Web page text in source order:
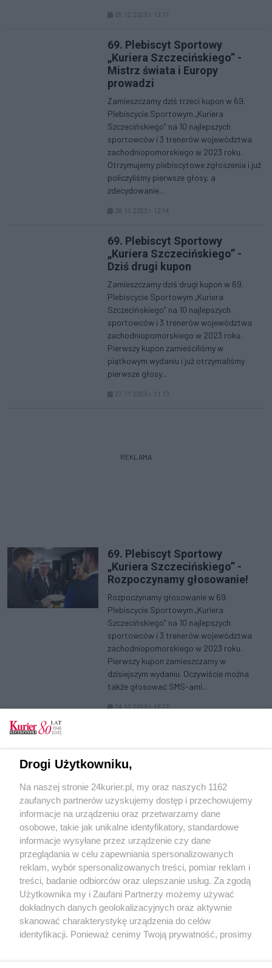
05.12.2023 r. 13:17
69. Plebiscyt Sportowy
„Kuriera Szczecińskiego” -
Mistrz świata i Europy
prowadzi
Zamieszczamy dziś trzeci kupon w 69.
Plebiscycie Sportowym „Kuriera
Szczecińskiego” na 10 najlepszych
sportowców i 3 trenerów województwa
zachodniopomorskiego w 2023 roku.
Otrzymujemy plebiscytowe zgłoszenia i już
policzyliśmy pierwsze głosy, a
zdecydowanie...
28.11.2023 r. 12:14
69. Plebiscyt Sportowy
„Kuriera Szczecińskiego” -
Dziś drugi kupon
Zamieszczamy dziś drugi kupon w 69.
Plebiscycie Sportowym „Kuriera
Szczecińskiego” na 10 najlepszych
sportowców i 3 trenerów województwa
zachodniopomorskiego w 2023 roku.
Pierwszy kupon zamieściliśmy w
piątkowym wydaniu i już otrzymaliśmy
pierwsze głosy...
27.11.2023 r. 11:13
REKLAMA
69. Plebiscyt Sportowy
„Kuriera Szczecińskiego” -
Rozpoczynamy głosowanie!
Rozpoczynamy głosowanie w 69.
Plebiscycie Sportowym „Kuriera
Szczecińskiego” na 10 najlepszych
sportowców i 3 trenerów województwa
zachodniopomorskiego w 2023 roku.
Pierwszy kupon zamieszczamy w
dzisiejszym wydaniu. Oczywiście można
także głosować SMS-ami...
24.11.2023 r. 15:27
Drogi Użytkowniku,
Na naszej stronie 24kurier.pl, my oraz naszych 1162
zaufanych partnerów uzyskujemy dostęp i przechowujemy
informacje na urządzeniu oraz przetwarzamy dane
osobowe, takie jak unikalne identyfikatory, standardowe
informacje wysyłane przez urządzenie czy dane
przeglądania w celu zapewniania spersonalizowanych
reklam, wybór spersonalizowanych treści, pomiar reklam i
treści, badanie odbiorców oraz ulepszanie usług. Za zgodą
Użytkownika my i Zaufani Partnerzy możemy używać
dokładnych danych geolokalizacyjnych oraz aktywnie
skanować charakterystykę urządzenia do celów
identyfikacji. Ponieważ cenimy Twoją prywatność, prosimy